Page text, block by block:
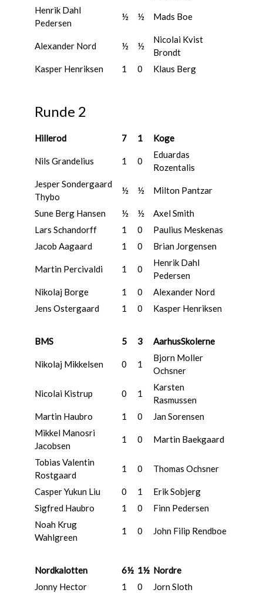
Henrik Dahl
Pedersen
½ ½ Mads Boe
Alexander Nord ½ ½
Nicolai Kvist
Brondt
Kasper Henriksen
1 0 Klaus Berg
Runde 2
Hillerod 7 1 Koge
Nils Grandelius 1 0
Eduardas
Rozentalis
Jesper Sondergaard
Thybo
½ ½ Milton Pantzar
Sune Berg Hansen ½ ½
Axel Smith
Lars Schandorff
1 0
Paulius Meskenas
Jacob Aagaard
1 0 Brian Jorgensen
Martin Percivaldi 1 0
Henrik Dahl
Pedersen
Nikolaj Borge
1 0
Alexander Nord
Jens Ostergaard
1 0 Kasper Henriksen
BMS 5 3 AarhusSkolerne
Nikolaj Mikkelsen 0 1
Bjorn Moller
Ochsner
Nicolai Kistrup 0 1
Karsten
Rasmussen
Martin Haubro
1 0
Jan Sorensen
Mikkel Manosri
Jacobsen
1 0 Martin Baekgaard
Tobias Valentin
Rostgaard
1 0 Thomas Ochsner
Casper Yukun Liu 0 1
Erik Sobjerg
Sigfred Haubro
1 0
Finn Pedersen
Noah Krug
Wahlgreen
1 0 John Filip Rendboe
Nordkalotten 6½ 1½ Nordre
Jonny Hector
1 0 Jorn Sloth